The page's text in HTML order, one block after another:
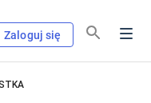
Zaloguj się